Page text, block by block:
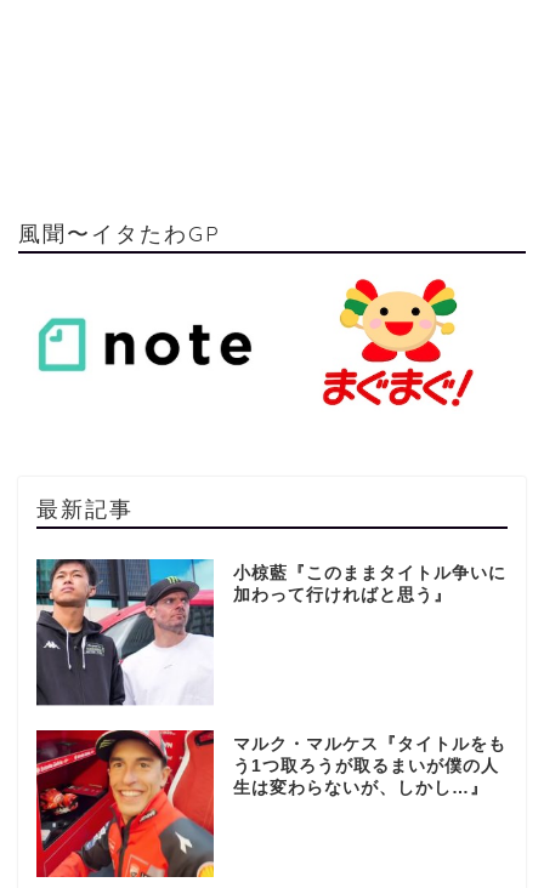
風聞〜イタたわGP
最新記事
小椋藍『このままタイトル争いに
加わって行ければと思う』
マルク・マルケス『タイトルをも
う1つ取ろうが取るまいが僕の人
生は変わらないが、しかし…』